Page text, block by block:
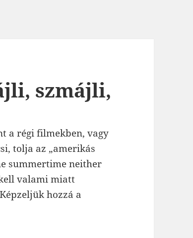
szmájli,
a régi filmekben, vagy
tolja az „amerikás
summertime neither
valami miatt
hozzá a